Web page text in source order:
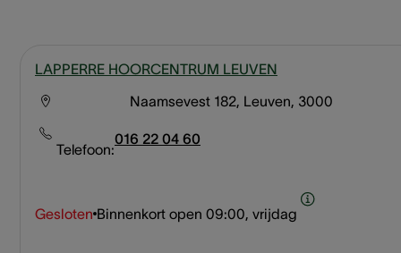
LAPPERRE HOORCENTRUM LEUVEN
Naamsevest 182, Leuven, 3000
Telefoon:
016 22 04 60
Gesloten Binnenkort open 09:00, vrijdag